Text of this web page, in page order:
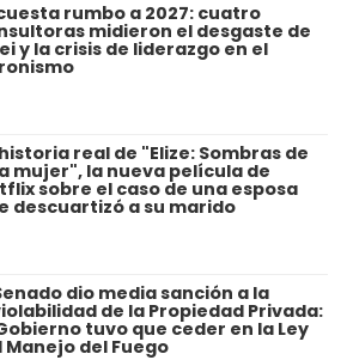
rumbo a 2027: cuatro
midieron el desgaste de
y la crisis de liderazgo en el
real de "Elize: Sombras de
mujer", la nueva película de
sobre el caso de una esposa
descuartizó a su marido
dio media sanción a la
de la Propiedad Privada:
tuvo que ceder en la Ley
Manejo del Fuego